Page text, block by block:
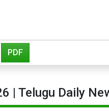
PDF
| Telugu Daily